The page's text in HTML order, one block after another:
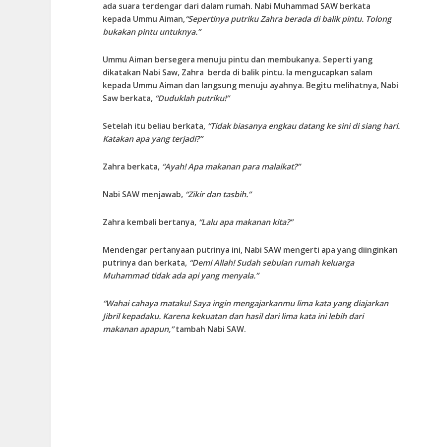
ada suara terdengar dari dalam rumah. Nabi Muhammad SAW berkata
kepada Ummu Aiman,“Sepertinya putriku Zahra berada di balik pintu. Tolong
bukakan pintu untuknya.”
Ummu Aiman bersegera menuju pintu dan membukanya. Seperti yang
dikatakan Nabi Saw, Zahra berda di balik pintu. Ia mengucapkan salam
kepada Ummu Aiman dan langsung menuju ayahnya. Begitu melihatnya, Nabi
Saw berkata, “Duduklah putriku!”
Setelah itu beliau berkata, “Tidak biasanya engkau datang ke sini di siang hari.
Katakan apa yang terjadi?”
Zahra berkata, “Ayah! Apa makanan para malaikat?”
Nabi SAW menjawab, “Zikir dan tasbih.”
Zahra kembali bertanya, “Lalu apa makanan kita?”
Mendengar pertanyaan putrinya ini, Nabi SAW mengerti apa yang diinginkan
putrinya dan berkata, “Demi Allah! Sudah sebulan rumah keluarga
Muhammad tidak ada api yang menyala.”
“Wahai cahaya mataku! Saya ingin mengajarkanmu lima kata yang diajarkan
Jibril kepadaku. Karena kekuatan dan hasil dari lima kata ini lebih dari
makanan apapun,”tambah Nabi SAW.